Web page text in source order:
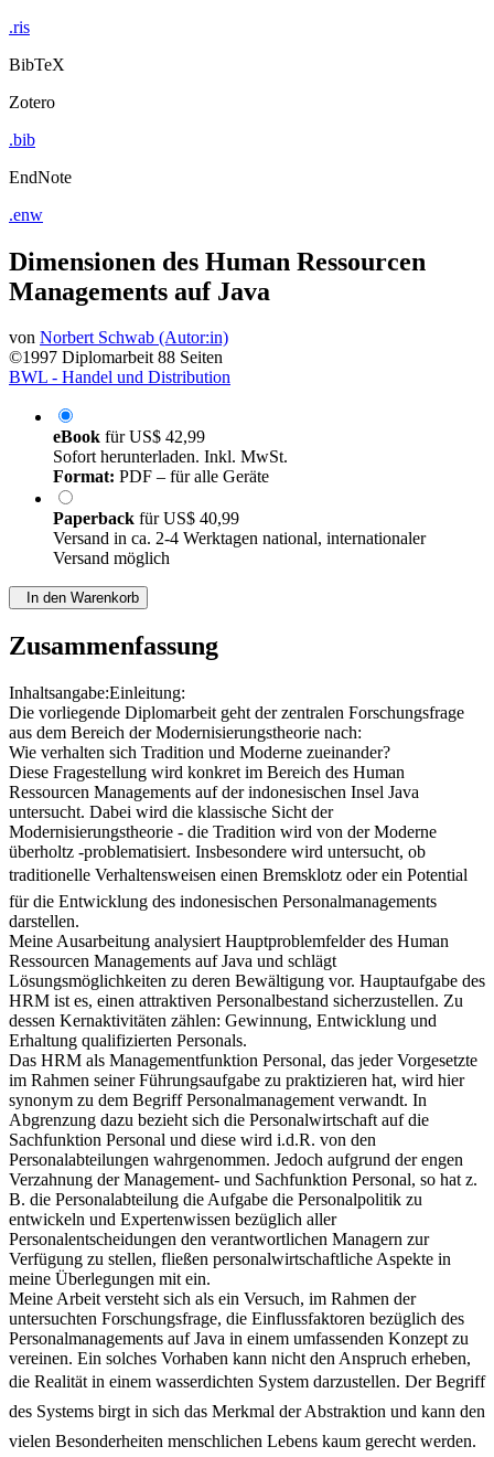
.ris
BibTeX
Zotero
.bib
EndNote
.enw
Dimensionen des Human Ressourcen
Managements auf Java
von Norbert Schwab (Autor:in)
©1997 Diplomarbeit 88 Seiten
BWL - Handel und Distribution
eBook fürUS$ 42,99
Sofort herunterladen. Inkl. MwSt.
Format: PDF – für alle Geräte
Paperback fürUS$ 40,99
Versand in ca. 2-4 Werktagen national, internationaler
Versand möglich
In den Warenkorb
Zusammenfassung
Inhaltsangabe:Einleitung:
Die vorliegende Diplomarbeit geht der zentralen Forschungsfrage
aus dem Bereich der Modernisierungstheorie nach:
Wie verhalten sich Tradition und Moderne zueinander?
Diese Fragestellung wird konkret im Bereich des Human
Ressourcen Managements auf der indonesischen Insel Java
untersucht. Dabei wird die klassische Sicht der
Modernisierungstheorie - die Tradition wird von der Moderne
überholtz -problematisiert. Insbesondere wird untersucht, ob
traditionelle Verhaltensweisen einen Bremsklotz oder ein Potential
für die Entwicklung des indonesischen Personalmanagements
darstellen.
Meine Ausarbeitung analysiert Hauptproblemfelder des Human
Ressourcen Managements auf Java und schlägt
Lösungsmöglichkeiten zu deren Bewältigung vor. Hauptaufgabe des
HRM ist es, einen attraktiven Personalbestand sicherzustellen. Zu
dessen Kernaktivitäten zählen: Gewinnung, Entwicklung und
Erhaltung qualifizierten Personals.
Das HRM als Managementfunktion Personal, das jeder Vorgesetzte
im Rahmen seiner Führungsaufgabe zu praktizieren hat, wird hier
synonym zu dem Begriff Personalmanagement verwandt. In
Abgrenzung dazu bezieht sich die Personalwirtschaft auf die
Sachfunktion Personal und diese wird i.d.R. von den
Personalabteilungen wahrgenommen. Jedoch aufgrund der engen
Verzahnung der Management- und Sachfunktion Personal, so hat z.
B. die Personalabteilung die Aufgabe die Personalpolitik zu
entwickeln und Expertenwissen bezüglich aller
Personalentscheidungen den verantwortlichen Managern zur
Verfügung zu stellen, fließen personalwirtschaftliche Aspekte in
meine Überlegungen mit ein.
Meine Arbeit versteht sich als ein Versuch, im Rahmen der
untersuchten Forschungsfrage, die Einflussfaktoren bezüglich des
Personalmanagements auf Java in einem umfassenden Konzept zu
vereinen. Ein solches Vorhaben kann nicht den Anspruch erheben,
die Realität in einem wasserdichten System darzustellen. Der Begriff
des Systems birgt in sich das Merkmal der Abstraktion und kann den
vielen Besonderheiten menschlichen Lebens kaum gerecht werden.